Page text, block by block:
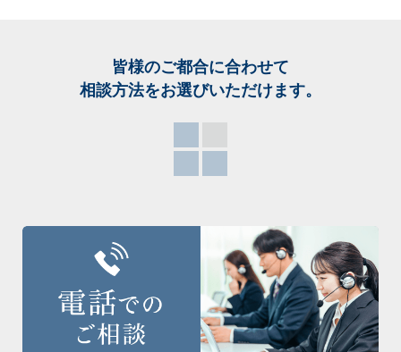
皆様のご都合に合わせて
相談方法をお選びいただけます。